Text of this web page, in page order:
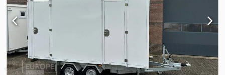
afluência, onde pretende fornecer instalações sanitárias de
forma rápida e fácil para muitos visitantes. Este urinol moderno
oferece espaço para quatro pessoas simultaneamente, o que
reduz as filas de espera. É prático: cada lugar tem o seu próprio
suporte para copos ou garrafas – ideal para festivais. = Mais
informações = Informações gerais: Ano de fabrico: 2026 Ano do
modelo: 2026 Dimensões: Dimensões (C x L x A): 110 x 120 x 175 cm